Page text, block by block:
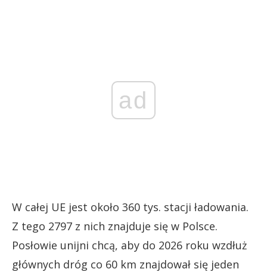
ad
W całej UE jest około 360 tys. stacji ładowania.
Z tego 2797 z nich znajduje się w Polsce.
Posłowie unijni chcą, aby do 2026 roku wzdłuż
głównych dróg co 60 km znajdował się jeden